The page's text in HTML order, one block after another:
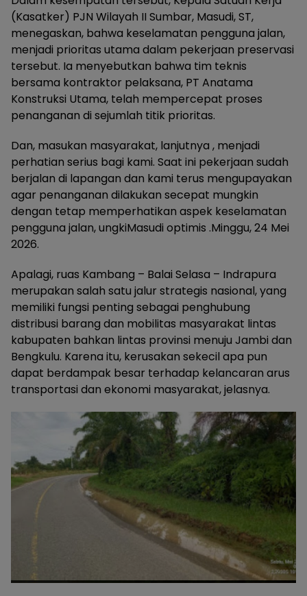
(Kasatker) PJN Wilayah II Sumbar, Masudi, ST,
menegaskan, bahwa keselamatan pengguna jalan,
menjadi prioritas utama dalam pekerjaan preservasi
tersebut. Ia menyebutkan bahwa tim teknis
bersama kontraktor pelaksana, PT Anatama
Konstruksi Utama, telah mempercepat proses
penanganan di sejumlah titik prioritas.
Dan, masukan masyarakat, lanjutnya , menjadi
perhatian serius bagi kami. Saat ini pekerjaan sudah
berjalan di lapangan dan kami terus mengupayakan
agar penanganan dilakukan secepat mungkin
dengan tetap memperhatikan aspek keselamatan
pengguna jalan, ungkiMasudi optimis .Minggu, 24 Mei
2026.
Apalagi, ruas Kambang – Balai Selasa – Indrapura
merupakan salah satu jalur strategis nasional, yang
memiliki fungsi penting sebagai penghubung
distribusi barang dan mobilitas masyarakat lintas
kabupaten bahkan lintas provinsi menuju Jambi dan
Bengkulu. Karena itu, kerusakan sekecil apa pun
dapat berdampak besar terhadap kelancaran arus
transportasi dan ekonomi masyarakat, jelasnya.